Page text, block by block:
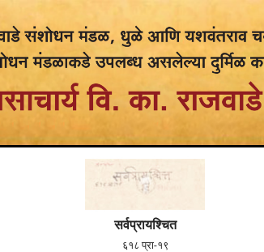
सर्वप्रायश्चित
६१८ प्रा-१९